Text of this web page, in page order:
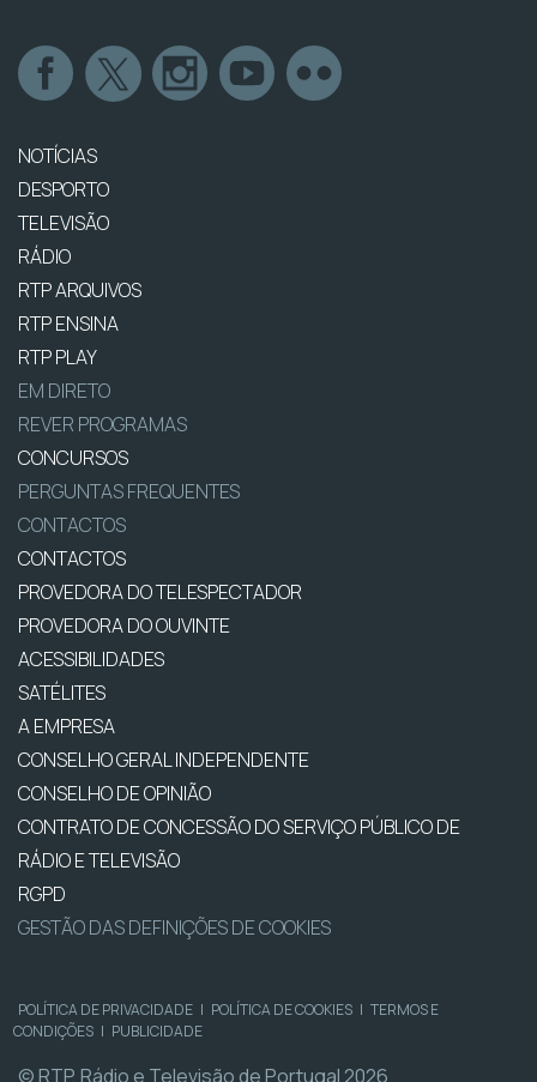
NOTÍCIAS
DESPORTO
TELEVISÃO
RÁDIO
RTP ARQUIVOS
RTP ENSINA
RTP PLAY
EM DIRETO
REVER PROGRAMAS
CONCURSOS
PERGUNTAS FREQUENTES
CONTACTOS
CONTACTOS
PROVEDORA DO TELESPECTADOR
PROVEDORA DO OUVINTE
ACESSIBILIDADES
SATÉLITES
A EMPRESA
CONSELHO GERAL INDEPENDENTE
CONSELHO DE OPINIÃO
CONTRATO DE CONCESSÃO DO SERVIÇO PÚBLICO DE
RÁDIO E TELEVISÃO
RGPD
GESTÃO DAS DEFINIÇÕES DE COOKIES
POLÍTICA DE PRIVACIDADE | POLÍTICA DE COOKIES | TERMOS E
CONDIÇÕES | PUBLICIDADE
© RTP, Rádio e Televisão de Portugal 2026